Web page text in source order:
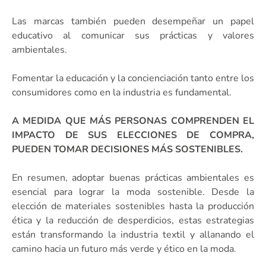
Las marcas también pueden desempeñar un papel
educativo al comunicar sus prácticas y valores
ambientales.
Fomentar la educación y la concienciación tanto entre los
consumidores como en la industria es fundamental.
A MEDIDA QUE MÁS PERSONAS COMPRENDEN EL
IMPACTO DE SUS ELECCIONES DE COMPRA,
PUEDEN TOMAR DECISIONES MÁS SOSTENIBLES.
En resumen, adoptar buenas prácticas ambientales es
esencial para lograr la moda sostenible. Desde la
elección de materiales sostenibles hasta la producción
ética y la reducción de desperdicios, estas estrategias
están transformando la industria textil y allanando el
camino hacia un futuro más verde y ético en la moda.